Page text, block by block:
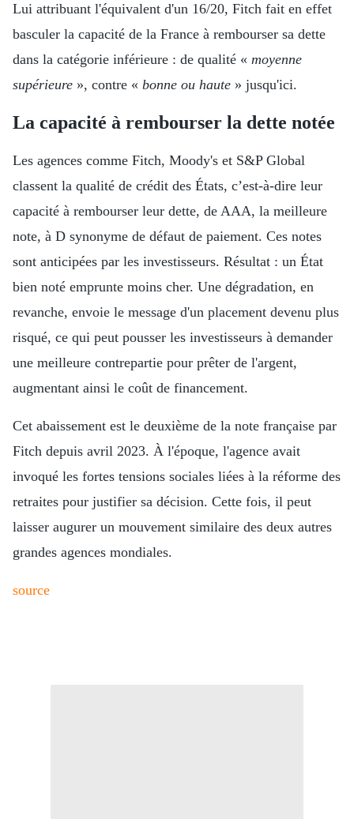
Lui attribuant l'équivalent d'un 16/20, Fitch fait en effet
basculer la capacité de la France à rembourser sa dette
dans la catégorie inférieure : de qualité « moyenne
supérieure », contre « bonne ou haute » jusqu'ici.
La capacité à rembourser la dette notée
Les agences comme Fitch, Moody's et S&P Global
classent la qualité de crédit des États, c’est-à-dire leur
capacité à rembourser leur dette, de AAA, la meilleure
note, à D synonyme de défaut de paiement. Ces notes
sont anticipées par les investisseurs. Résultat : un État
bien noté emprunte moins cher. Une dégradation, en
revanche, envoie le message d'un placement devenu plus
risqué, ce qui peut pousser les investisseurs à demander
une meilleure contrepartie pour prêter de l'argent,
augmentant ainsi le coût de financement.
Cet abaissement est le deuxième de la note française par
Fitch depuis avril 2023. À l'époque, l'agence avait
invoqué les fortes tensions sociales liées à la réforme des
retraites pour justifier sa décision. Cette fois, il peut
laisser augurer un mouvement similaire des deux autres
grandes agences mondiales.
source